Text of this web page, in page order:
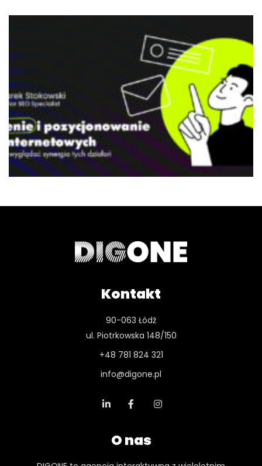
Kontakt
90-063 Łódź
ul. Piotrkowska 148/150
+48 781 824 321
info@digone.pl
O nas